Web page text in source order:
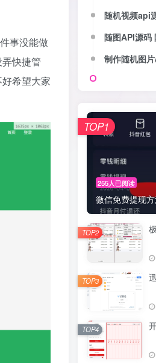
事没能做
快捷管
希望大家
随机视频api
随图API源码
制作随机图
255人已阅读
微信免费提现
TOP1
TOP2
TOP3
TOP4